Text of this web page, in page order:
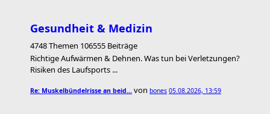
Gesundheit & Medizin
4748 Themen 106555 Beiträge
Richtige Aufwärmen & Dehnen. Was tun bei Verletzungen?
Risiken des Laufsports ...
Re: Muskelbündelrisse an beid… von bones 05.08.2026, 13:59